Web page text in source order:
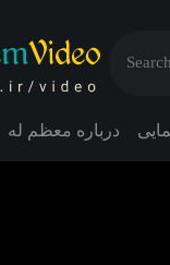
درباره معظم له